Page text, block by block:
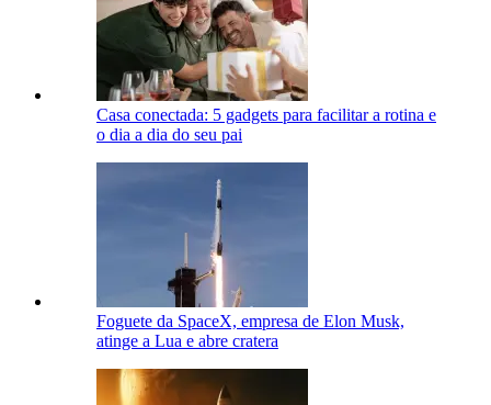
Casa conectada: 5 gadgets para facilitar a rotina e
o dia a dia do seu pai
Foguete da SpaceX, empresa de Elon Musk,
atinge a Lua e abre cratera